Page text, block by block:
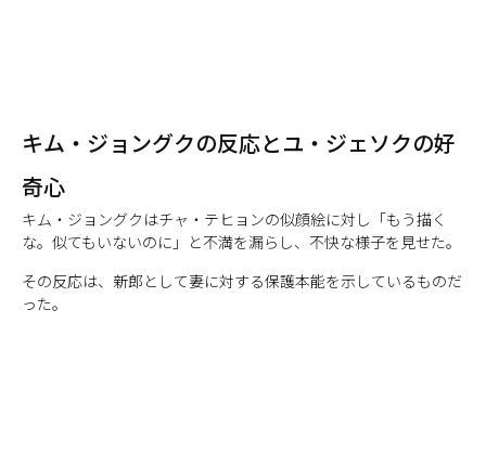
キム・ジョングクの反応とユ・ジェソクの好
奇心
キム・ジョングクはチャ・テヒョンの似顔絵に対し「もう描く
な。似てもいないのに」と不満を漏らし、不快な様子を見せた。
その反応は、新郎として妻に対する保護本能を示しているものだ
った。